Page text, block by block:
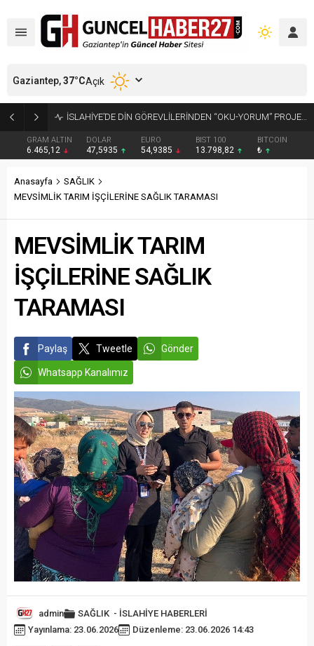
GAZİANTEP’TE ARANAN 2 HÜKÜMLÜ YAKALANDI
GRAM ALTIN
6.465,12
DOLAR
47,5935
EURO
54,9385
BIST 100
13.798,82
BITCOIN
₺
Gaziantep,37°CAçık
Anasayfa
SAĞLIK
MEVSİMLİK TARIM İŞÇİLERİNE SAĞLIK TARAMASI
MEVSİMLİK TARIM
İŞÇİLERİNE SAĞLIK
TARAMASI
Paylaş Tweetle Gönder
Whatsapp Kanalımız
admin SAĞLIK - İSLAHİYE HABERLERİ
Yayınlama: 23.06.2026
Düzenleme: 23.06.2026 14:43